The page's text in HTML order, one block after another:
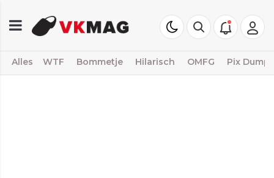
Alles WTF Bommetje Hilarisch OMFG Pix Dump